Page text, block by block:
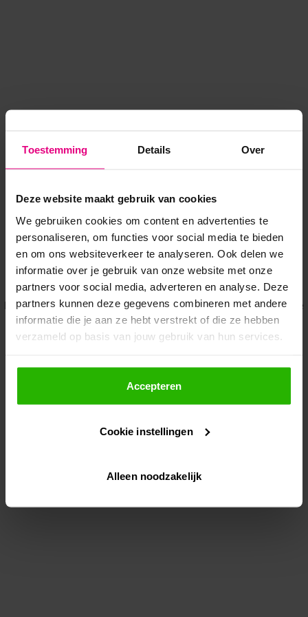
Toestemming Details Over
Deze website maakt gebruik van cookies
We gebruiken cookies om content en advertenties te
personaliseren, om functies voor social media te bieden
en om ons websiteverkeer te analyseren. Ook delen we
informatie over je gebruik van onze website met onze
partners voor social media, adverteren en analyse. Deze
partners kunnen deze gegevens combineren met andere
informatie die je aan ze hebt verstrekt of die ze hebben
verzameld op basis van jouw gebruik van hun services.
Als je op "Accepteer" klikt, dan geef je Voordeeluitjes.nl
toestemming om cookies voor social media en
gepersonaliseerde advertenties te plaatsen.
Lees hier meer over in onsprivacybeleid
Via "Cookie instellingen" kun je ook zelf instellen welke
Accepteren
Cookie instellingen
Alleen noodzakelijk
Application error: a client-side exception has occurred while
loadingwww.voordeeluitjes.nl (see the browser console for more
information).